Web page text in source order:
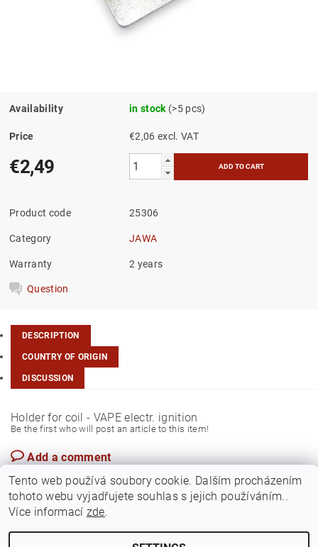
Availability in stock (>5 pcs)
Price €2,06 excl. VAT
€2,49
Product code 25306
Category JAWA
Warranty 2 years
Question
DESCRIPTION
COUNTRY OF ORIGIN
DISCUSSION
Holder for coil - VAPE electr. ignition
Be the first who will post an article to this item!
Add a comment
Tento web používá soubory cookie. Dalším procházením
tohoto webu vyjadřujete souhlas s jejich používáním..
Více informací zde.